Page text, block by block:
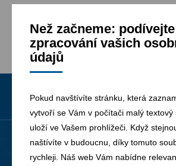
Než začneme:
zpracování vašich
údajů
Pokud navštívíte stránku, která
vytvoří se Vám v počítači malý textový
uloží ve Vašem prohlížeči. Když
naštívíte v budoucnu, díky tomuto
rychleji. Náš web Vám nabídne
Novinky Všechny novinky